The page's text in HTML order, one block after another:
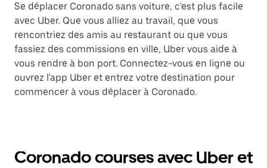
Se déplacer Coronado sans voiture, c'est plus facile
avec Uber. Que vous alliez au travail, que vous
rencontriez des amis au restaurant ou que vous
fassiez des commissions en ville, Uber vous aide à
vous rendre à bon port. Connectez-vous en ligne ou
ouvrez l'app Uber et entrez votre destination pour
commencer à vous déplacer à Coronado.
Coronado courses avec Uber et